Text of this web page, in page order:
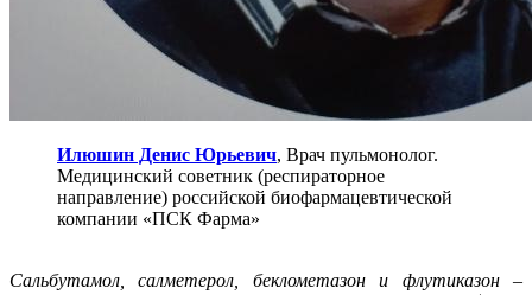
Илюшин Денис Юрьевич, Врач пульмонолог.
Медицинский советник (респираторное
направление) российской биофармацевтической
компании «ПСК Фарма»
Сальбутамол, салметерол, беклометазон и флутиказон –